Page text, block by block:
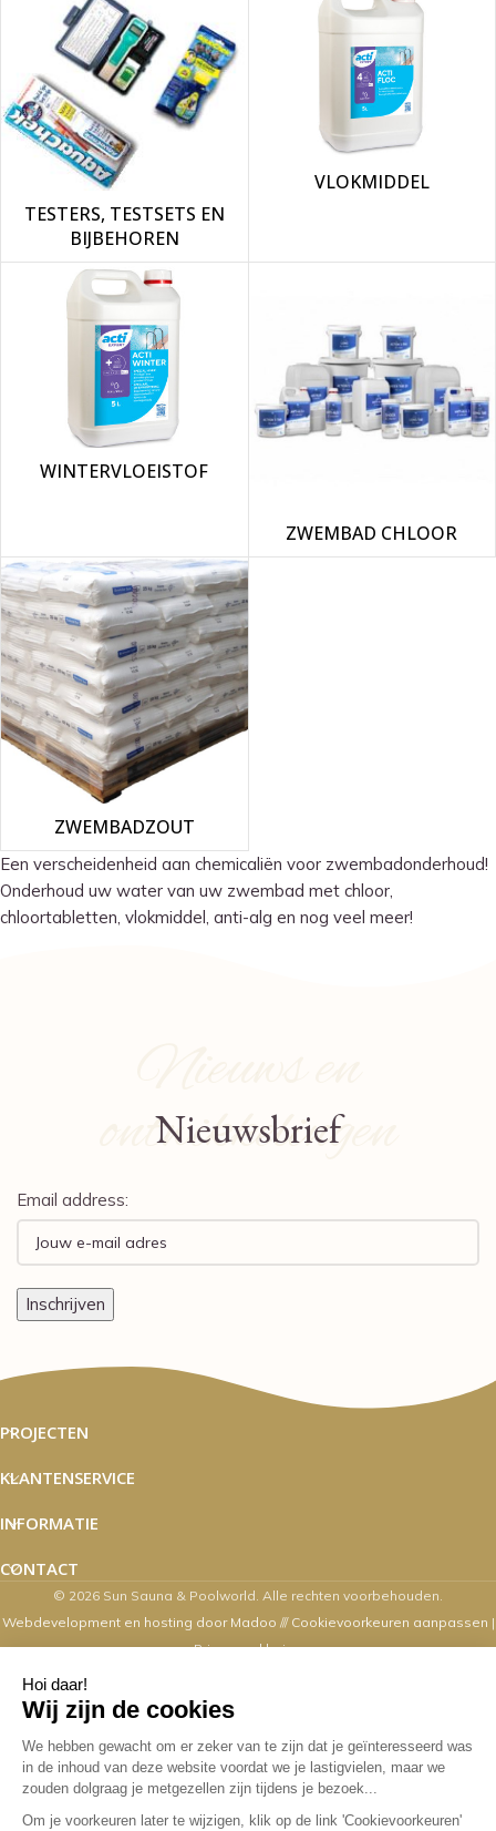
TESTERS, TESTSETS EN
BIJBEHOREN
VLOKMIDDEL
WINTERVLOEISTOF
ZWEMBAD CHLOOR
ZWEMBADZOUT
Een verscheidenheid aan chemicaliën voor zwembadonderhoud!
Onderhoud uw water van uw zwembad met chloor,
chloortabletten, vlokmiddel, anti-alg en nog veel meer!
Nieuws en
ontwikkelingen
Nieuwsbrief
Email address:
PROJECTEN
KLANTENSERVICE
INFORMATIE
CONTACT
© 2026 Sun Sauna & Poolworld. Alle rechten voorbehouden.
Webdevelopment en hosting door Madoo /// Cookievoorkeuren aanpassen |
Privacyverklaring
Zaterdag's zijn wij van 10.00 t/m 16.00
uur geopend
Overige dagen mogelijk op afspraak. Contact via email,